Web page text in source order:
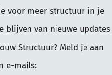
voor meer structuur in je
blijven van nieuwe updates
Structuur? Meld je aan
e-mails: